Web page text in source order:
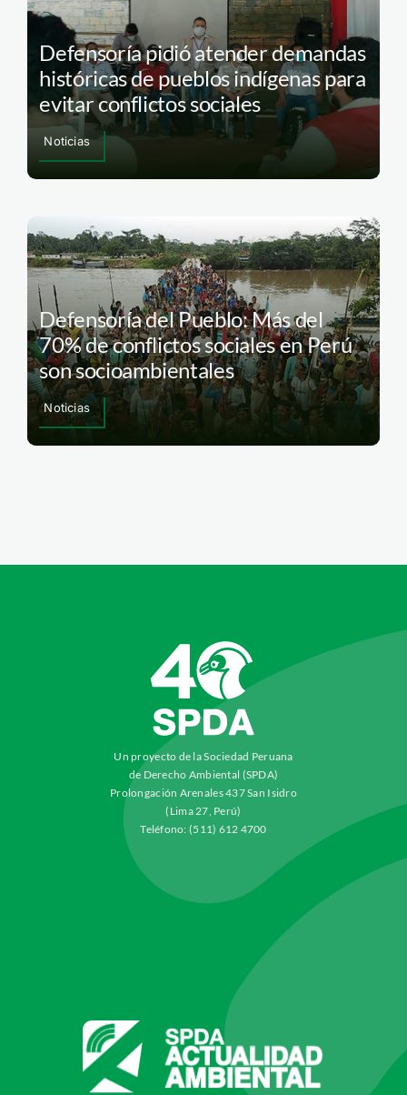
Defensoría pidió atender demandas
históricas de pueblos indígenas para
evitar conflictos sociales
Noticias
Defensoría del Pueblo: Más del
70% de conflictos sociales en Perú
son socioambientales
Noticias
Un proyecto de la Sociedad Peruana
de Derecho Ambiental (SPDA)
Prolongación Arenales 437 San Isidro
(Lima 27, Perú)
Teléfono: (511) 612 4700